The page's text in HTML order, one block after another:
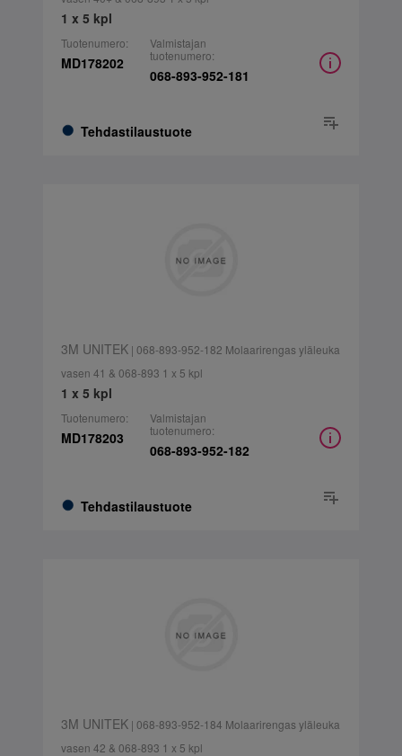
1 x 5 kpl
Tuotenumero:
MD178202
Tehdastilaustuote
Valmistajan
tuotenumero:
068-893-952-181
3M UNITEK| 068-893-952-182 Molaarirengas yläleuka
vasen 41 & 068-893 1 x 5 kpl
1 x 5 kpl
Tuotenumero:
MD178203
Tehdastilaustuote
Valmistajan
tuotenumero:
068-893-952-182
3M UNITEK| 068-893-952-184 Molaarirengas yläleuka
vasen 42 & 068-893 1 x 5 kpl